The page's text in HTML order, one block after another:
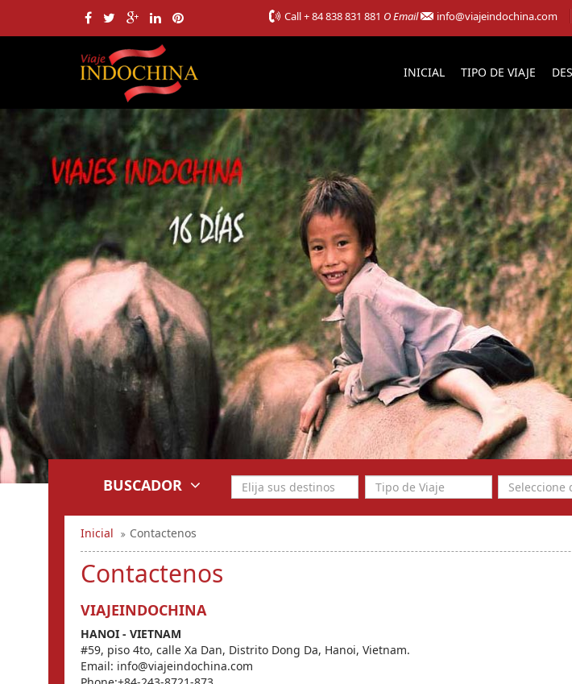
Call+ 84 838 831 881 O Email info@viajeindochina.com
INICIAL TIPO DE VIAJE
BUSCADOR
Inicial Contactenos
Contactenos
VIAJEINDOCHINA
HANOI - VIETNAM
#59, piso 4to, calle Xa Dan, Distrito Dong Da, Hanoi, Vietnam.
Email: info@viajeindochina.com